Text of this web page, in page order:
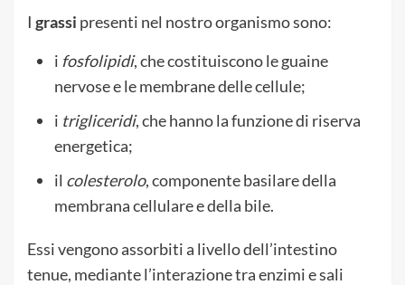
I grassi presenti nel nostro organismo sono:
i fosfolipidi, che costituiscono le guaine
nervose e le membrane delle cellule;
i trigliceridi, che hanno la funzione di riserva
energetica;
il colesterolo, componente basilare della
membrana cellulare e della bile.
Essi vengono assorbiti a livello dell’intestino
tenue, mediante l’interazione tra enzimi e sali